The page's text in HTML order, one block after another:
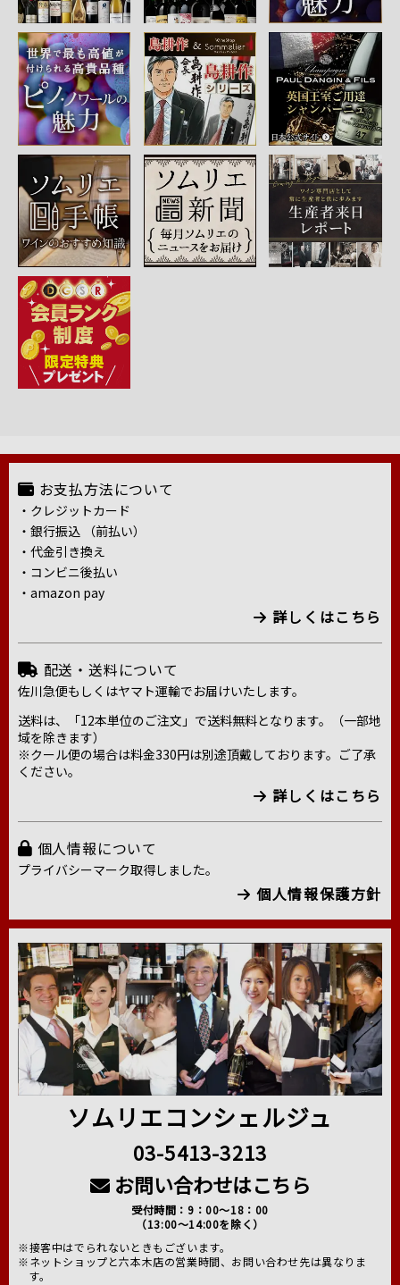
お支払方法について
・クレジットカード
・銀行振込 （前払い）
・代金引き換え
・コンビニ後払い
・amazon pay
詳しくはこちら
配送・送料について
佐川急便もしくはヤマト運輸でお届けいたします。
送料は、「12本単位のご注文」で送料無料となります。（一部地
域を除きます）
※クール便の場合は料金330円は別途頂戴しております。ご了承
ください。
詳しくはこちら
個人情報について
プライバシーマーク取得しました。
個人情報保護方針
ソムリエコンシェルジュ
03-5413-3213
お問い合わせはこちら
受付時間：9：00～18：00
（13:00～14:00を除く）
※接客中はでられないときもございます。
※ネットショップと六本木店の営業時間、お問い合わせ先は異なりま
す。